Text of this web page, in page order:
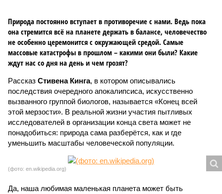
Природа постоянно вступает в противоречие с нами. Ведь пока
она стремится всё на планете держать в балансе, человечество
не особенно церемонится с окружающей средой. Самые
массовые катастрофы в прошлом – какими они были? Какие
ждут нас со дня на день и чем грозят?
Рассказ Стивена Кинга, в котором описывались
последствия очередного апокалипсиса, искусственно
вызванного группой биологов, называется «Конец всей
этой мерзости». В реальной жизни участия пытливых
исследователей в организации конца света может не
понадобиться: природа сама разберётся, как и где
уменьшить масштабы человеческой популяции.
(фото: en.wikipedia.org)
Да, наша любимая маленькая планета может быть